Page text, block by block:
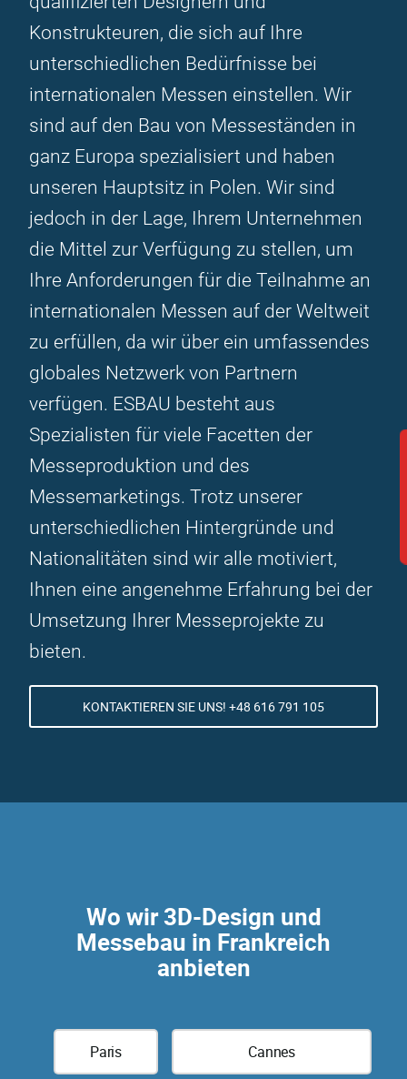
Konstrukteuren, die sich auf Ihre
unterschiedlichen Bedürfnisse bei
internationalen Messen einstellen. Wir
sind auf den Bau von Messeständen in
ganz Europa spezialisiert und haben
unseren Hauptsitz in Polen. Wir sind
jedoch in der Lage, Ihrem Unternehmen
die Mittel zur Verfügung zu stellen, um
Ihre Anforderungen für die Teilnahme an
internationalen Messen auf der Weltweit
zu erfüllen, da wir über ein umfassendes
globales Netzwerk von Partnern
verfügen. ESBAU besteht aus
Spezialisten für viele Facetten der
Messeproduktion und des
Messemarketings. Trotz unserer
unterschiedlichen Hintergründe und
Nationalitäten sind wir alle motiviert,
Ihnen eine angenehme Erfahrung bei der
Umsetzung Ihrer Messeprojekte zu
bieten.
KONTAKTIEREN SIE UNS! +48 616 791 105
Wo wir 3D-Design und
Messebau in Frankreich
anbieten
Paris Cannes